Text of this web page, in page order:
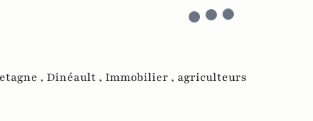
, Dinéault , Immobilier , agriculteurs